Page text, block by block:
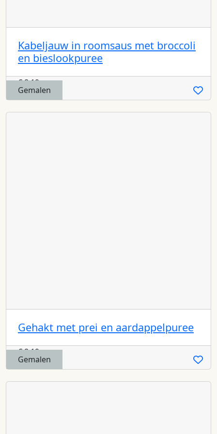
Gemalen
Kabeljauw in roomsaus met broccoli
en bieslookpuree
€8,19
Gemalen
Gehakt met prei en aardappelpuree
€8,19